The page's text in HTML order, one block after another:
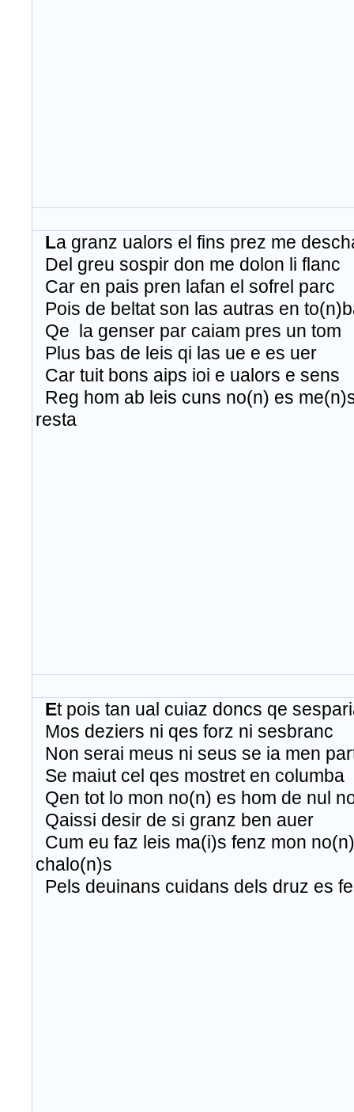
La granz ualors el fins prez me
Del greu sospir don me dolon li flanc
Car en pais pren lafan el sofrel parc
Pois de beltat son las autras en
Qe la genser par caiam pres un tom
Plus bas de leis qi las ue e es uer
Car tuit bons aips ioi e ualors e sens
Reg hom ab leis cuns no(n) es
resta
Et pois tan ual cuiaz doncs qe
Mos deziers ni qes forz ni sesbranc
Non serai meus ni seus se ia men
Se maiut cel qes mostret en columba
Qen tot lo mon no(n) es hom de nul
Qaissi desir de si granz ben auer
Cum eu faz leis ma(i)s fenz mon no(n)
chalo(n)s
Pels deuinans cuidans dels druz es